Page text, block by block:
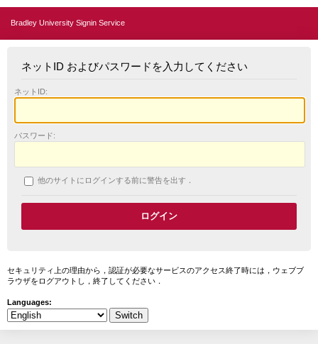
Bradley University Signin Service
ネットID およびパスワードを入力してください
ネットID:
パスワード:
他のサイトにログインする前に警告を出す．
セキュリティ上の理由から，認証が必要なサービスのアクセス終了時には，ウェブブ
ラウザをログアウトし，終了してください．
Languages: